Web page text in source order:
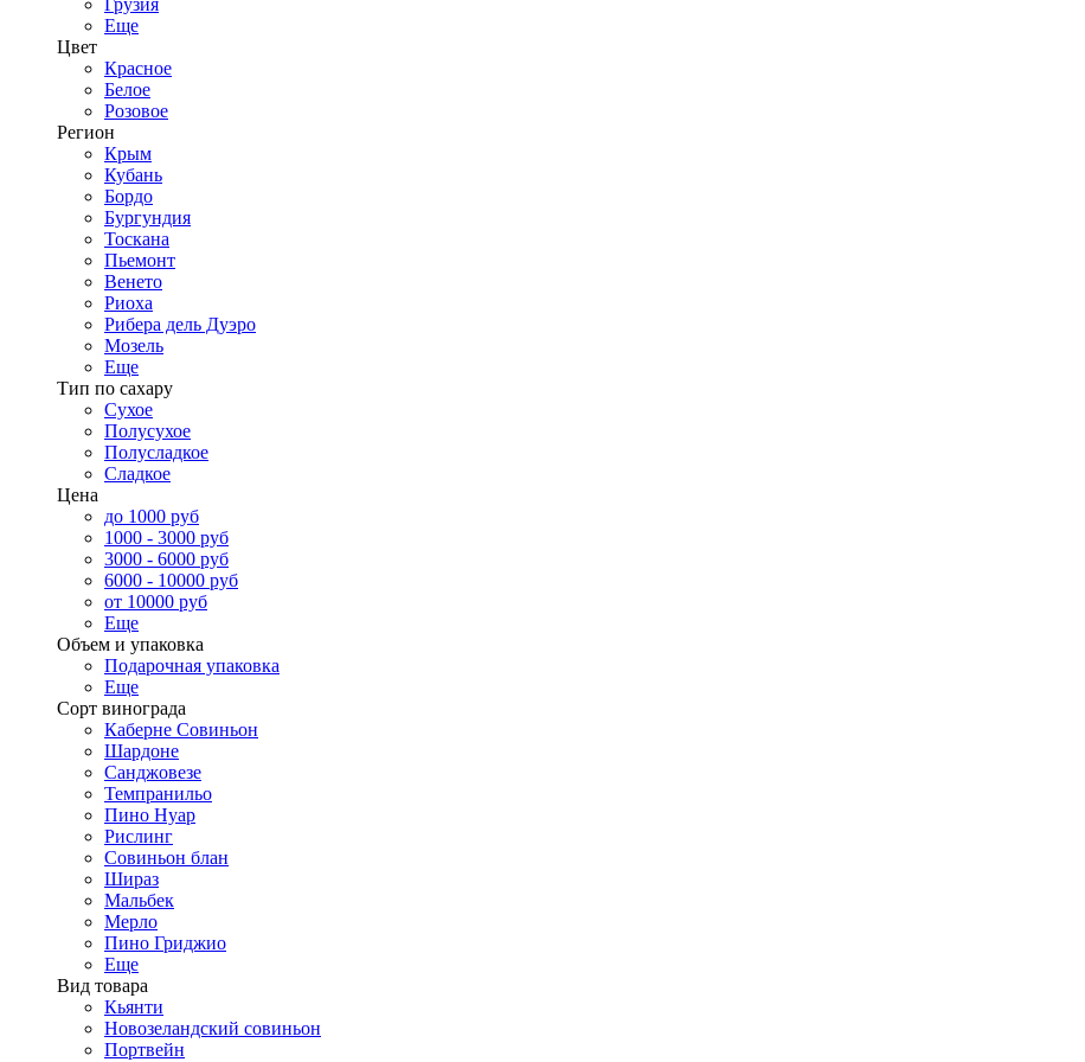
Грузия
Еще
Цвет
Красное
Белое
Розовое
Регион
Крым
Кубань
Бордо
Бургундия
Тоскана
Пьемонт
Венето
Риоха
Рибера дель Дуэро
Мозель
Еще
Тип по сахару
Сухое
Полусухое
Полусладкое
Сладкое
Цена
до 1000 руб
1000 - 3000 руб
3000 - 6000 руб
6000 - 10000 руб
от 10000 руб
Еще
Объем и упаковка
Подарочная упаковка
Еще
Сорт винограда
Каберне Совиньон
Шардоне
Санджовезе
Темпранильо
Пино Нуар
Рислинг
Совиньон блан
Шираз
Мальбек
Мерло
Пино Гриджио
Еще
Вид товара
Кьянти
Новозеландский совиньон
Портвейн